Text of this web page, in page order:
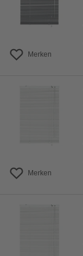
Merken
Merken